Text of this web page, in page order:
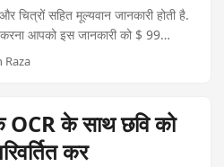
चित्रों सहित मूल्यवान जानकारी होती है.
करना आपको इस जानकारी को $ 99
से प्राप्त करने की अनुमति देगा. इस
.NET Plugin का इस्तेमाल करके
Raza
के साथ छवि को
कर